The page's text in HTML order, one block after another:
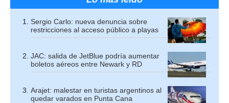
Sergio Carlo: nueva denuncia sobre
restricciones al acceso público a playas
JAC: salida de JetBlue podría aumentar
boletos aéreos entre Newark y RD
Arajet: malestar en turistas argentinos al
quedar varados en Punta Cana